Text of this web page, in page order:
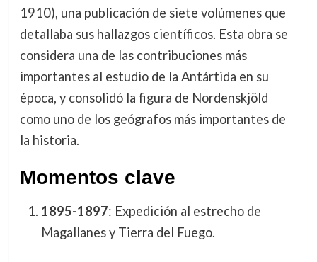
1910), una publicación de siete volúmenes que
detallaba sus hallazgos científicos. Esta obra se
considera una de las contribuciones más
importantes al estudio de la Antártida en su
época, y consolidó la figura de Nordenskjöld
como uno de los geógrafos más importantes de
la historia.
Momentos clave
1895-1897: Expedición al estrecho de
Magallanes y Tierra del Fuego.